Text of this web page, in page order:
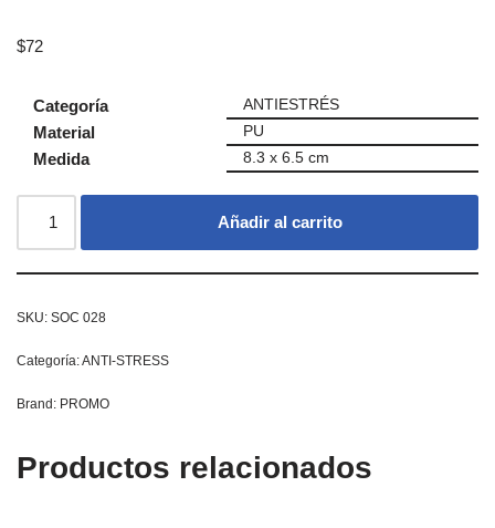
$72
Categoría ANTIESTRÉS
Material PU
Medida 8.3 x 6.5 cm
Añadir al carrito
SKU: SOC 028
Categoría:ANTI-STRESS
Brand: PROMO
Productos relacionados